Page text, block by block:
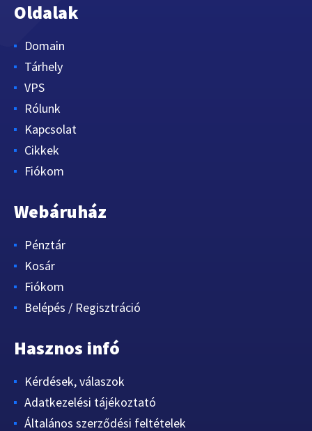
Oldalak
Domain
Tárhely
VPS
Rólunk
Kapcsolat
Cikkek
Fiókom
Webáruház
Pénztár
Kosár
Fiókom
Belépés / Regisztráció
Hasznos infó
Kérdések, válaszok
Adatkezelési tájékoztató
Általános szerződési feltételek